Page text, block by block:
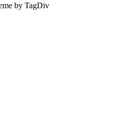
by TagDiv